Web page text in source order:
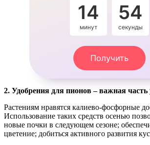
14
минут
54
секунды
Получить
2. Удобрения для пионов – важная часть
Растениям нравятся калиево-фосфорные
Использование таких средств осенью
новые почки в следующем сезоне;
цветение; добиться активного развития